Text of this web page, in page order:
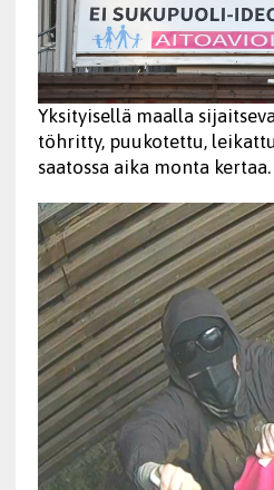
Yksityisellä maalla
töhritty, puukotettu,
saatossa aika monta kertaa.